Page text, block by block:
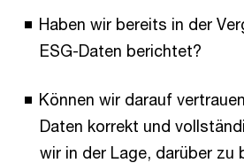
Haben wir bereits in der
ESG-Daten berichtet?
Können wir darauf
Daten korrekt und
wir in der Lage, darüber zu